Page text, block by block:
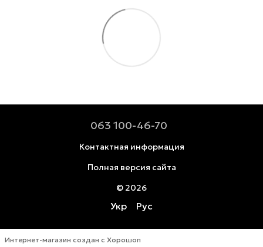
063 100-46-70
Контактная информация
Полная версия сайта
© 2026
Укр Рус
Интернет-магазин создан с Хорошоп